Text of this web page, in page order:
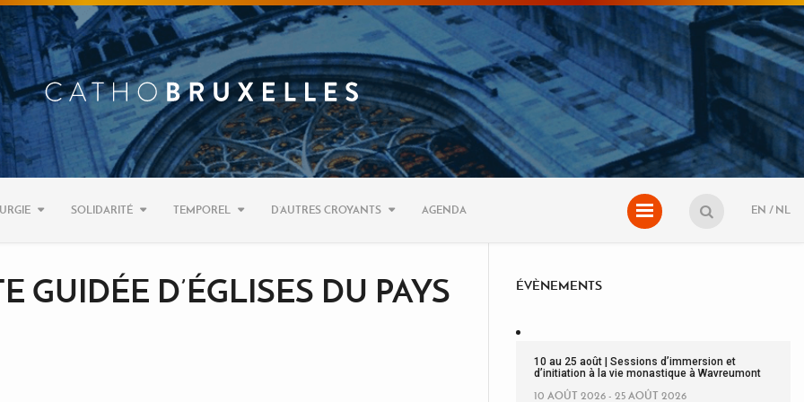
SOLIDARITÉ TEMPOREL D’AUTRES CROYANTS AGENDA NL
EN
GUIDÉE D’ÉGLISES DU PAYS
ÉVÈNEMENTS
10 au 25 août | Sessions d’immersion et
d’initiation à la vie monastique à Wavreumont
10 AOÛT 2026 - 25 AOÛT 2026